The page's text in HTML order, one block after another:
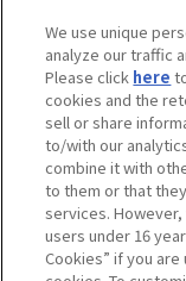
採用情報
サステナビリティ
お問い合わせ
ウェブサイトご利用条件
個人情報及び特定個人
We use unique
analyze our traffic
Please click here
cookies and the
sell or share
to/with our
combine it with
to them or that
services.
users under 16
Cookies” if you